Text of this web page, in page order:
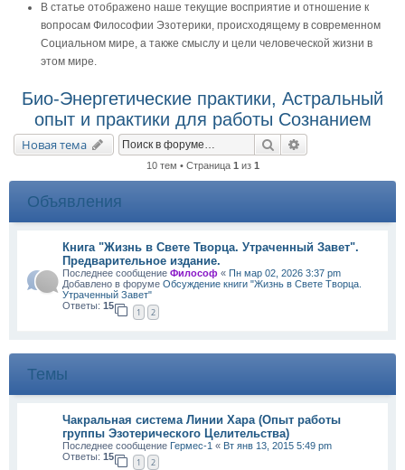
В статье отображено наше текущие восприятие и отношение к
вопросам Философии Эзотерики, происходящему в современном
Социальном мире, а также смыслу и цели человеческой жизни в
этом мире.
Био-Энергетические практики, Астральный
опыт и практики для работы Сознанием
Новая тема Поиск
10 тем • Страница 1 из 1
Объявления
Книга "Жизнь в Свете Творца. Утраченный Завет".
Предварительное издание.
Последнее сообщение Философ « Пн мар 02, 2026 3:37 pm
Добавлено в форуме Обсуждение книги "Жизнь в Свете Творца.
Утраченный Завет"
Ответы: 15
1 2
Темы
Чакральная система Линии Хара (Опыт работы
группы Эзотерического Целительства)
Последнее сообщение Гермес-1 « Вт янв 13, 2015 5:49 pm
Ответы: 15
1 2